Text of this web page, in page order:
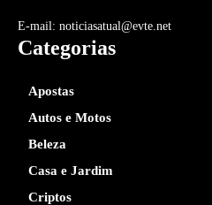
E-mail: noticiasatual@evte.net
Categorias
Apostas
Autos e Motos
Beleza
Casa e Jardim
Criptos